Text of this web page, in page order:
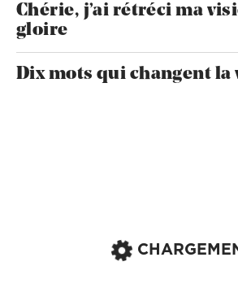
Chérie, j’ai rétréci ma
gloire
Dix mots qui changent la